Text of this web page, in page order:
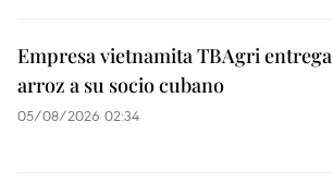
Empresa vietnamita TBAgri entrega
arroz a su socio cubano
05/08/2026 02:34